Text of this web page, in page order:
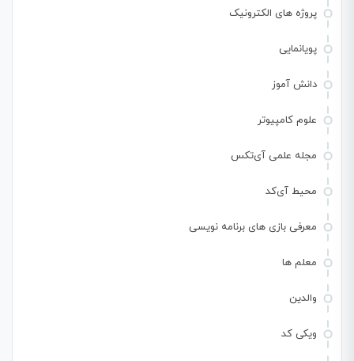
پروژه های الکترونیک
پویانمایی
دانش آموز
علوم کامپیوتر
مجله علمی آی‌تکس
محیط آی‌کد
معرفی بازی های برنامه نویسی
معلم ها
والدین
ویکی کد